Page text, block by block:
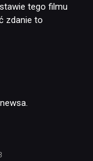
tego filmu
zdanie to